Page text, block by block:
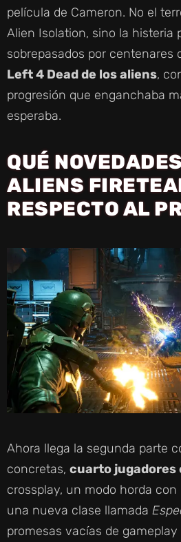
película de Cameron. No el
Alien Isolation, sino la histeria
sobrepasados por centenares
Left 4 Dead de los aliens,
progresión que enganchaba
esperaba.
QUÉ
ALIENS
RESPECTO AL
Ahora llega la segunda parte
concretas, cuarto jugadores
crossplay, un modo horda
una nueva clase llamada
promesas vacías de gameplay